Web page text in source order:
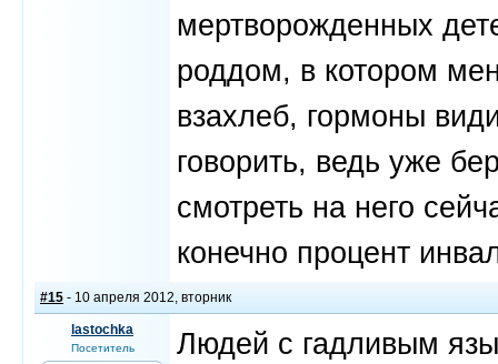
мертворожденных
роддом, в котором
взахлеб, гормоны
говорить, ведь уже
смотреть на него
конечно процент
#15 - 10 апреля 2012, вторник
lastochka
Посетитель
Людей с гадливым